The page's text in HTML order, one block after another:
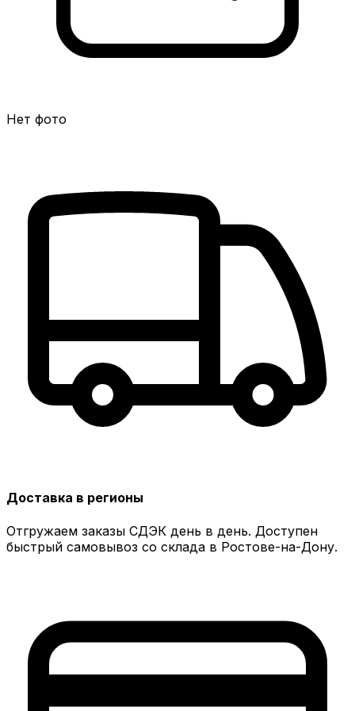
Нет фото
Доставка в регионы
Отгружаем заказы СДЭК день в день. Доступен
быстрый самовывоз со склада в Ростове-на-Дону.